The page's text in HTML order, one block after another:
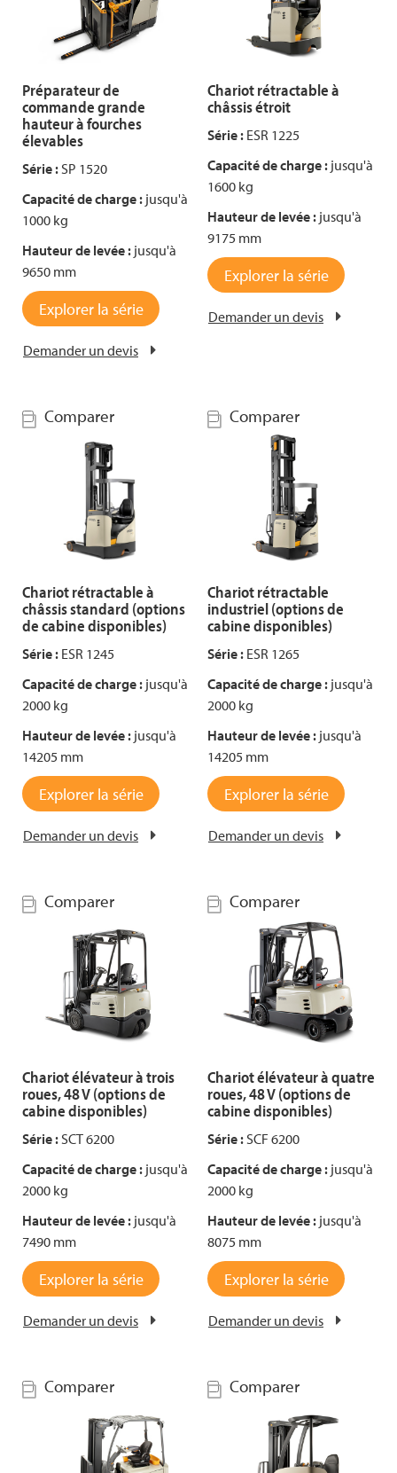
Préparateur de
commande grande
hauteur à fourches
élevables
Série :SP 1520
Capacité de charge : jusqu'à
1000 kg
Hauteur de levée : jusqu'à
9650 mm
Explorer la série
Demander un devis
Chariot rétractable à
châssis étroit
Série : ESR 1225
Capacité de charge : jusqu'à
1600 kg
Hauteur de levée : jusqu'à
9175 mm
Explorer la série
Demander un devis
Comparer
Chariot rétractable à
châssis standard (options
de cabine disponibles)
Série : ESR 1245
Capacité de charge : jusqu'à
2000 kg
Hauteur de levée : jusqu'à
14205 mm
Explorer la série
Demander un devis
Comparer
Chariot rétractable
industriel (options de
cabine disponibles)
Série : ESR 1265
Capacité de charge : jusqu'à
2000 kg
Hauteur de levée : jusqu'à
14205 mm
Explorer la série
Demander un devis
Comparer
Chariot élévateur à trois
roues, 48 V (options de
cabine disponibles)
Série :SCT 6200
Capacité de charge : jusqu'à
2000 kg
Hauteur de levée : jusqu'à
7490 mm
Explorer la série
Demander un devis
Comparer
Chariot élévateur à quatre
roues, 48 V (options de
cabine disponibles)
Série :SCF 6200
Capacité de charge : jusqu'à
2000 kg
Hauteur de levée : jusqu'à
8075 mm
Explorer la série
Demander un devis
Comparer Comparer